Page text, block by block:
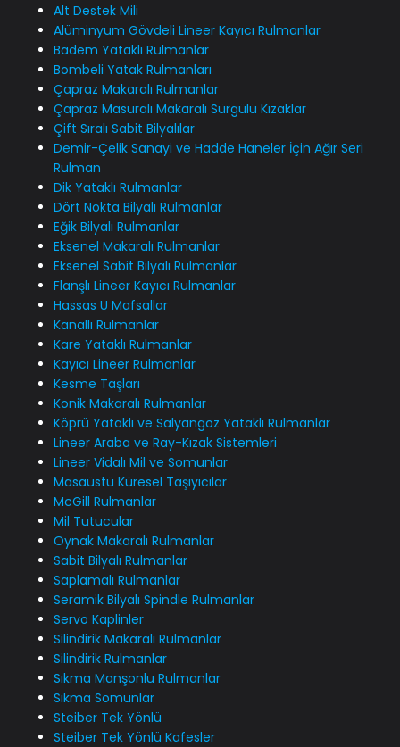
Alt Destek Mili
Alüminyum Gövdeli Lineer Kayıcı Rulmanlar
Badem Yataklı Rulmanlar
Bombeli Yatak Rulmanları
Çapraz Makaralı Rulmanlar
Çapraz Masuralı Makaralı Sürgülü Kızaklar
Çift Sıralı Sabit Bilyalılar
Demir-Çelik Sanayi ve Hadde Haneler İçin Ağır Seri
Rulman
Dik Yataklı Rulmanlar
Dört Nokta Bilyalı Rulmanlar
Eğik Bilyalı Rulmanlar
Eksenel Makaralı Rulmanlar
Eksenel Sabit Bilyalı Rulmanlar
Flanşlı Lineer Kayıcı Rulmanlar
Hassas U Mafsallar
Kanallı Rulmanlar
Kare Yataklı Rulmanlar
Kayıcı Lineer Rulmanlar
Kesme Taşları
Konik Makaralı Rulmanlar
Köprü Yataklı ve Salyangoz Yataklı Rulmanlar
Lineer Araba ve Ray-Kızak Sistemleri
Lineer Vidalı Mil ve Somunlar
Masaüstü Küresel Taşıyıcılar
McGill Rulmanlar
Mil Tutucular
Oynak Makaralı Rulmanlar
Sabit Bilyalı Rulmanlar
Saplamalı Rulmanlar
Seramik Bilyalı Spindle Rulmanlar
Servo Kaplinler
Silindirik Makaralı Rulmanlar
Silindirik Rulmanlar
Sıkma Manşonlu Rulmanlar
Sıkma Somunlar
Steiber Tek Yönlü
Steiber Tek Yönlü Kafesler